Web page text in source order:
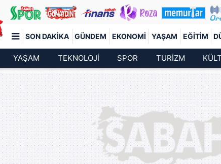
SON DAKIKA GÜNDEM EKONOMI YAŞAM EĞITIM
YAŞAM TEKNOLOJİ SPOR TURİZM